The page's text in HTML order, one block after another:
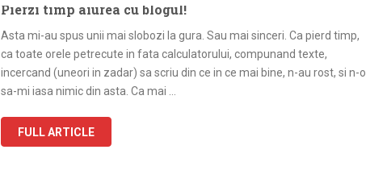
Pierzi timp aiurea cu blogul!
Asta mi-au spus unii mai slobozi la gura. Sau mai sinceri. Ca pierd timp,
ca toate orele petrecute in fata calculatorului, compunand texte,
incercand (uneori in zadar) sa scriu din ce in ce mai bine, n-au rost, si n-o
sa-mi iasa nimic din asta. Ca mai …
FULL ARTICLE